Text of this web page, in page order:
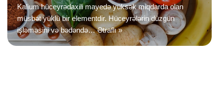
Kalium hüceyrədaxili mayedə yüksək miqdarda olan
müsbət yüklü bir elementdir. Hüceyrələrin düzgün
işləməsini və bədəndə…Ətraflı »